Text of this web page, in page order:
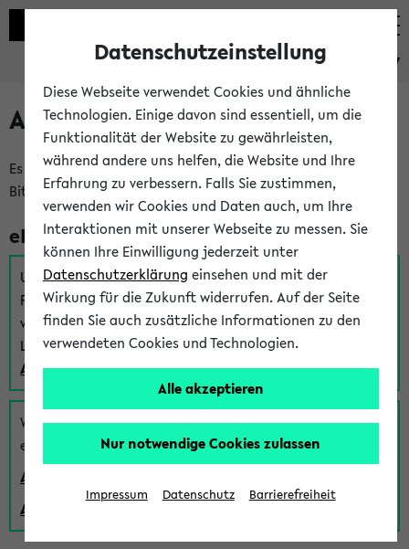
eKVV
Anmeldung am eKVV
Es gibt mehrere Möglichkeiten zur Anmeldung am eKVV.
Bitte wählen Sie die für Sie richtige aus:
eKVV für Studierende
Um sich einen Stundenplan zu erstellen und alle weiteren
Funktionen des eKVVs für Studierende zu nutzen,
verwenden Sie diesen Link zur Anmeldung über Ihr Uni
Login:
Anmeldung zum eKVV der Studierenden
Wenn Sie (noch) kein Uni Login haben, können Sie das
eKVV auch über einen Gastzugang verwenden:
Anmeldung über einen vorhandenen Gastzugang
Anlegen eines neuen Gastzugangs
Datenschutzeinstellung
Diese Webseite verwendet Cookies und ähnliche
Technologien. Einige davon sind essentiell, um die
Funktionalität der Website zu gewährleisten,
während andere uns helfen, die Website und Ihre
Erfahrung zu verbessern. Falls Sie zustimmen,
verwenden wir Cookies und Daten auch, um Ihre
Interaktionen mit unserer Webseite zu messen. Sie
können Ihre Einwilligung jederzeit unter
Datenschutzerklärung einsehen und mit der
Wirkung für die Zukunft widerrufen. Auf der Seite
finden Sie auch zusätzliche Informationen zu den
verwendeten Cookies und Technologien.
Alle akzeptieren
Nur notwendige Cookies zulassen
Impressum Datenschutz Barrierefreiheit